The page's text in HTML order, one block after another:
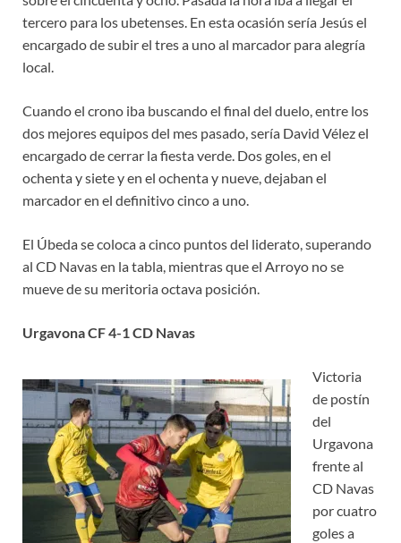
tercero para los ubetenses. En esta ocasión sería Jesús el
encargado de subir el tres a uno al marcador para alegría
local.
Cuando el crono iba buscando el final del duelo, entre los
dos mejores equipos del mes pasado, sería David Vélez el
encargado de cerrar la fiesta verde. Dos goles, en el
ochenta y siete y en el ochenta y nueve, dejaban el
marcador en el definitivo cinco a uno.
El Úbeda se coloca a cinco puntos del liderato, superando
al CD Navas en la tabla, mientras que el Arroyo no se
mueve de su meritoria octava posición.
Urgavona CF 4-1 CD Navas
Victoria
de postín
del
Urgavona
frente al
CD Navas
por cuatro
goles a